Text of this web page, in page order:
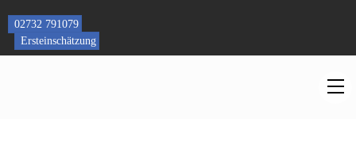
content
02732 791079
Ersteinschätzung